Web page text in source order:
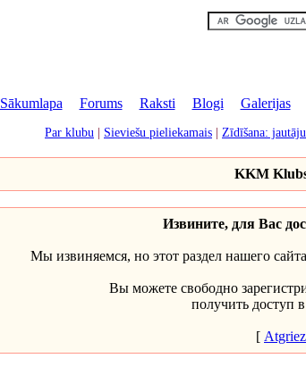
Sākumlapa
Forums| Raksti Blogi Galerijas|
Par klubu Sieviešu pieliekamais Zīdīšana:
KKM
Извините, для Вас
Мы извиняемся, но этот раздел нашего
Вы можете свободно
получить доступ
[